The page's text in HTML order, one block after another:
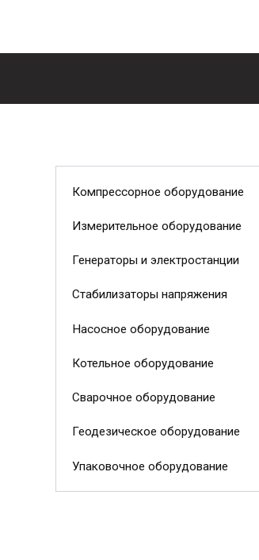
Компрессорное оборудование
Измерительное оборудование
Генераторы и электростанции
Стабилизаторы напряжения
Насосное оборудование
Котельное оборудование
Сварочное оборудование
Геодезическое оборудование
Упаковочное оборудование